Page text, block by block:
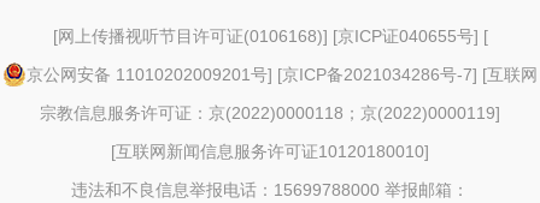
[网上传播视听节目许可证(0106168)] [京ICP证040655号] [
京公网安备 11010202009201号] [京ICP备2021034286号-7] [互联网
宗教信息服务许可证：京(2022)0000118；京(2022)0000119]
[互联网新闻信息服务许可证10120180010]
违法和不良信息举报电话：15699788000 举报邮箱：